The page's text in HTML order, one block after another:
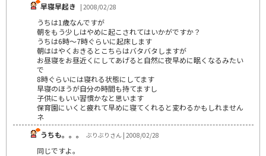
早寝早起き | 2008/02/28
うちは1歳なんですが
朝をもう少しはやめに起こされてはいかがですか？
うちは6時～7時ぐらいに起床します
朝ははやくおきるとこちらはバタバタしますが
お昼寝をお昼近くにしてあげると自然に夜早めに眠くなるみたい
で
8時ぐらいには寝れる状態にしてます
早寝のほうが自分の時間も持てますし
子供にもいい習慣かなと思います
保育園にいくと疲れて早めに寝てくれると変わるかもしれません
ネ
うちも。。。
ぶりぶりさん | 2008/02/28
同じですよ。